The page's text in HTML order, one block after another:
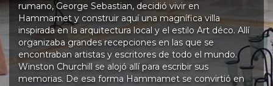
rumano, George Sebastian, decidió vivir en
Hammamet y construir aquí una magnífica villa
inspirada en la arquitectura local y el estilo Art déco. Allí
organizaba grandes recepciones en las que se
encontraban artistas y escritores de todo el mundo.
Winston Churchill se alojó allí para escribir sus
memorias. De esa forma Hammamet se convirtió en